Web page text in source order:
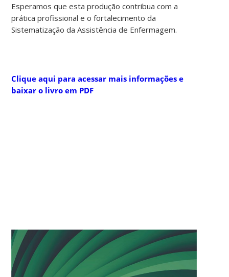
Esperamos que esta produção contribua com a
prática profissional e o fortalecimento da
Sistematização da Assistência de Enfermagem.
Clique aqui para acessar mais informações e
baixar o livro em PDF